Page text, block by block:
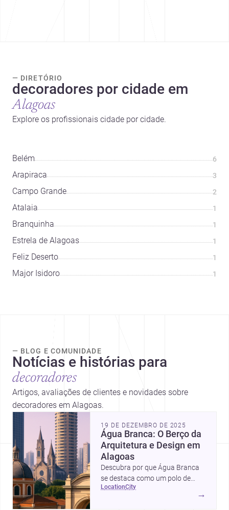
— DIRETÓRIO
decoradores por cidade em
Alagoas
Explore os profissionais cidade por cidade.
Belém 6
Arapiraca 3
Campo Grande 2
Atalaia 1
Branquinha 1
Estrela de Alagoas 1
Feliz Deserto 1
Major Isidoro 1
— BLOG E COMUNIDADE
Notícias e histórias para
decoradores
Artigos, avaliações de clientes e novidades sobre
decoradores em Alagoas.
19 DE DEZEMBRO DE 2025
Água Branca: O Berço da
Arquitetura e Design em
Alagoas
Descubra por que Água Branca
se destaca como um polo de
arquitetura e design em Alagoas,
location city
→